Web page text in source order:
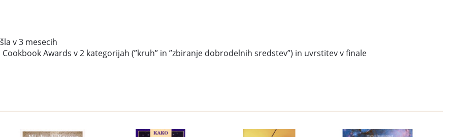
v 3 mesecih
Awards v 2 kategorijah (”kruh” in ”zbiranje dobrodelnih sredstev”) in uvrstitev v finale